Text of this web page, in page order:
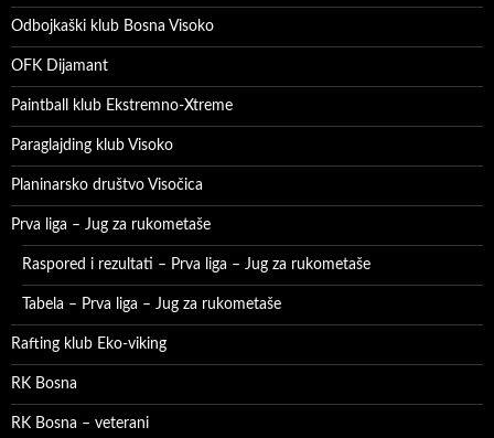
Odbojkaški klub Bosna Visoko
OFK Dijamant
Paintball klub Ekstremno-Xtreme
Paraglajding klub Visoko
Planinarsko društvo Visočica
Prva liga – Jug za rukometaše
Raspored i rezultati – Prva liga – Jug za rukometaše
Tabela – Prva liga – Jug za rukometaše
Rafting klub Eko-viking
RK Bosna
RK Bosna – veterani